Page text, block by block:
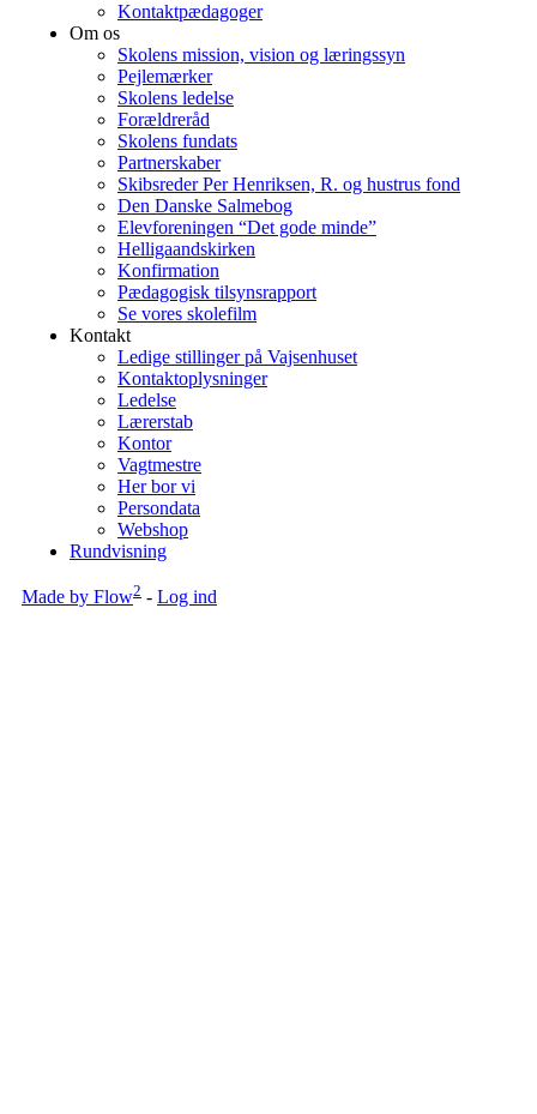
Kontaktpædagoger
Om os
Skolens mission, vision og læringssyn
Pejlemærker
Skolens ledelse
Forældreråd
Skolens fundats
Partnerskaber
Skibsreder Per Henriksen, R. og hustrus fond
Den Danske Salmebog
Elevforeningen “Det gode minde”
Helligaandskirken
Konfirmation
Pædagogisk tilsynsrapport
Se vores skolefilm
Kontakt
Ledige stillinger på Vajsenhuset
Kontaktoplysninger
Ledelse
Lærerstab
Kontor
Vagtmestre
Her bor vi
Persondata
Webshop
Rundvisning
Made by Flow2 - Log ind